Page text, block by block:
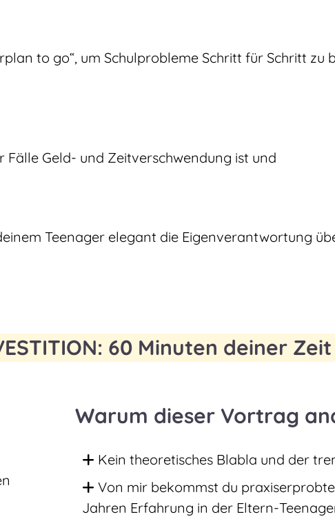
to go“, um Schulprobleme Schritt für Schritt zu
Fälle Geld- und Zeitverschwendung ist und
Teenager elegant die Eigenverantwortung
60 Minuten deiner Zeit
Warum dieser Vortrag
Kein theoretisches Blabla und der
Von mir bekommst du
Jahren Erfahrung in der Eltern-